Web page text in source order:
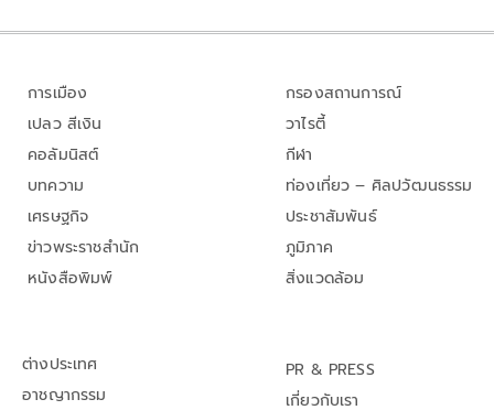
การเมือง
เปลว สีเงิน
คอลัมนิสต์
บทความ
เศรษฐกิจ
ข่าวพระราชสำนัก
หนังสือพิมพ์
กรองสถานการณ์
วาไรตี้
กีฬา
ท่องเที่ยว – ศิลปวัฒนธรรม
ประชาสัมพันธ์
ภูมิภาค
สิ่งแวดล้อม
ต่างประเทศ
อาชญากรรม
PR & PRESS
เกี่ยวกับเรา